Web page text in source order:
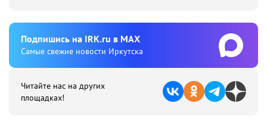
Подпишиcь на IRK.ru в MAX
Cамые свежие новости Иркутска
Читайте нас на других
площадках!